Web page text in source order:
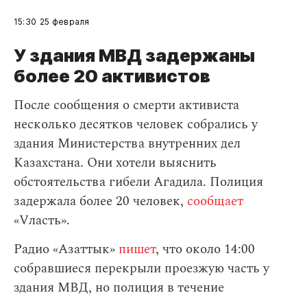
15:30 25 февраля
У здания МВД задержаны
более 20 активистов
После сообщения о смерти активиста
несколько десятков человек собрались у
здания Министерства внутренних дел
Казахстана. Они хотели выяснить
обстоятельства гибели Агадила. Полиция
задержала более 20 человек, сообщает
«Vласть».
Радио «Азаттык» пишет, что около 14:00
собравшиеся перекрыли проезжую часть у
здания МВД, но полиция в течение